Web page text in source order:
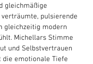
gleichmäßige
verträumte, pulsierende
gleichzeitig modern
Michellars Stimme
und Selbstvertrauen
die emotionale Tiefe